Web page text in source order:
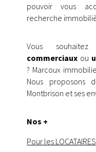
pouvoir vous
recherche
Vous
commerciaux ou
? Marcoux
Nous proposons
Montbrison et ses
Nos +
Pour les